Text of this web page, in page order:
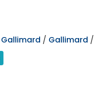
Gallimard / Gallimard /